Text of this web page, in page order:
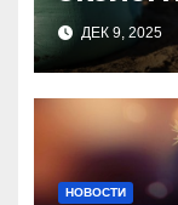
ДЕК 9, 2025
НОВОСТИ